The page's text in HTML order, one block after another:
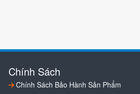
Chính Sách
Chính Sách Bảo Hành Sản Phẩm